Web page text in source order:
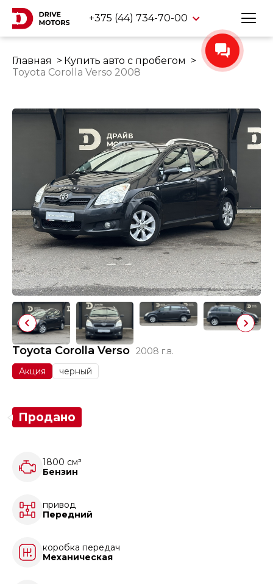
+375 (44) 734-70-00
Главная
Купить авто с пробегом
Toyota Corolla Verso 2008
Toyota Corolla Verso 2008 г.в.
Акция
черный
Продано
1800 см³
Бензин
привод
Передний
коробка передач
Механическая